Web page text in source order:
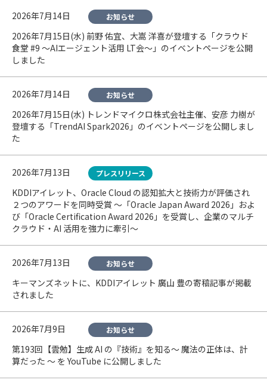
2026年7月14日 お知らせ
2026年7月15日(水) 前野 佑宜、大嵩 洋喜が登壇する「クラウド
食堂 #9 〜AIエージェント活用 LT会〜」のイベントページを公開
しました
2026年7月14日 お知らせ
2026年7月15日(水) トレンドマイクロ株式会社主催、安彦 力樹が
登壇する「TrendAI Spark2026」のイベントページを公開しまし
た
2026年7月13日 プレスリリース
KDDIアイレット、Oracle Cloud の認知拡大と技術力が評価され
２つのアワードを同時受賞 〜「Oracle Japan Award 2026」およ
び「Oracle Certification Award 2026」を受賞し、企業のマルチ
クラウド・AI 活用を強力に牽引〜
2026年7月13日 お知らせ
キーマンズネットに、KDDIアイレット 廣山 豊の寄稿記事が掲載
されました
2026年7月9日 お知らせ
第193回【雲勉】生成 AI の『技術』を知る〜 魔法の正体は、計
算だった 〜 を YouTube に公開しました